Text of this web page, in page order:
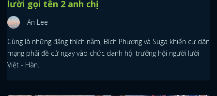
lười gọi tên 2 anh chị
An Lee
Cùng là những đấng thích nằm, Bích Phương và Suga khiến cư dân
mạng phải đề cử ngay vào chức danh hội trưởng hội người lười
Việt - Hàn.